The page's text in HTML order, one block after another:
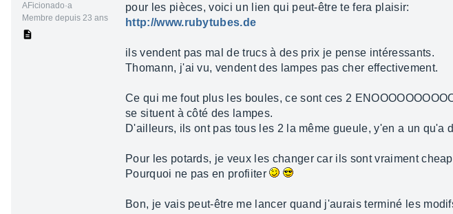
AFicionado·a
Membre depuis 23 ans
pour les pièces, voici un lien qui peut-être te fera plaisir:
http://www.rubytubes.de
ils vendent pas mal de trucs à des prix je pense intéressants.
Thomann, j'ai vu, vendent des lampes pas cher effectivement.
Ce qui me fout plus les boules, ce sont ces 2
se situent à côté des lampes.
D'ailleurs, ils ont pas tous les 2 la même gueule, y'en a un qu'a
Pour les potards, je veux les changer car ils sont vraiment
Pourquoi ne pas en profiiter
Bon, je vais peut-être me lancer quand j'aurais terminé les